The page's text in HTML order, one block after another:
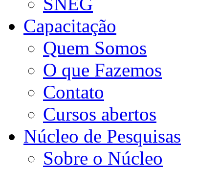
Capacitação
Quem Somos
O que Fazemos
Contato
Cursos abertos
Núcleo de Pesquisas
Sobre o Núcleo